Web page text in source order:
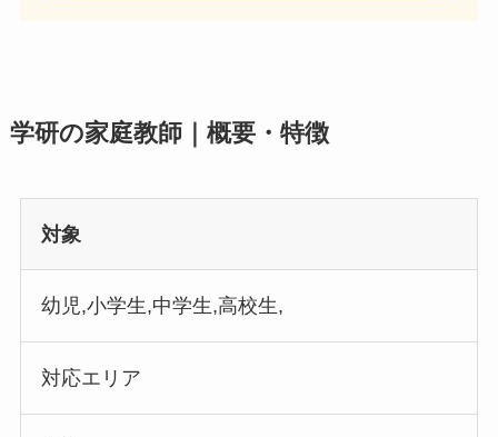
学研の家庭教師｜概要・特徴
対象
幼児,小学生,中学生,高校生,
対応エリア